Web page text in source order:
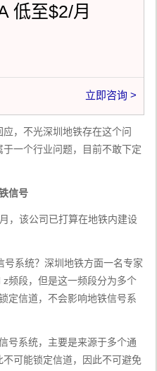
低至$2/月
立即咨询 >
，不光深圳地铁存在这个问
一个行业问题，目前不敢下定
信号
，该公司已打算在地铁内建设
系统？深圳地铁方面一名专家
频段，但是这一频段分为多个
定信道，不会影响地铁信号系
号系统，主要是来源于多个通
可能锁定信道，因此不可避免